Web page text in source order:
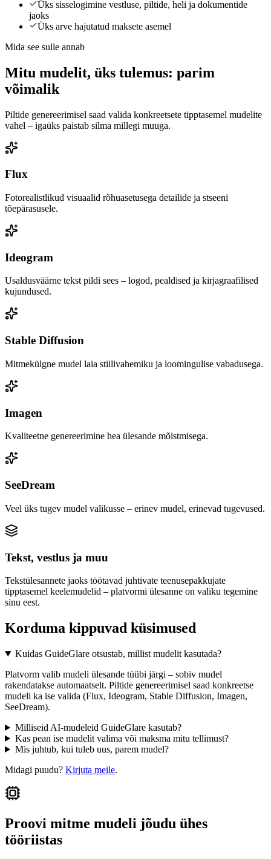
Üks sisselogimine vestluse, piltide, heli ja dokumentide
jaoks
Üks arve hajutatud maksete asemel
Mida see sulle annab
Mitu mudelit, üks tulemus: parim
võimalik
Piltide genereerimisel saad valida konkreetsete tipptasemel mudelite
vahel – igaüks paistab silma millegi muuga.
Flux
Fotorealistlikud visuaalid rõhuasetusega detailide ja stseeni
tõepärasusele.
Ideogram
Usaldusväärne tekst pildi sees – logod, pealdised ja kirjagraafilised
kujundused.
Stable Diffusion
Mitmekülgne mudel laia stiilivahemiku ja loomingulise vabadusega.
Imagen
Kvaliteetne genereerimine hea ülesande mõistmisega.
SeeDream
Veel üks tugev mudel valikusse – erinev mudel, erinevad tugevused.
Tekst, vestlus ja muu
Tekstülesannete jaoks töötavad juhtivate teenusepakkujate
tipptasemel keelemudelid – platvormi ülesanne on valiku tegemine
sinu eest.
Korduma kippuvad küsimused
Kuidas GuideGlare otsustab, millist mudelit kasutada?
Platvorm valib mudeli ülesande tüübi järgi – sobiv mudel
rakendatakse automaatselt. Piltide genereerimisel saad konkreetse
mudeli ka ise valida (Flux, Ideogram, Stable Diffusion, Imagen,
SeeDream).
Milliseid AI-mudeleid GuideGlare kasutab?
Kas pean ise mudelit valima või maksma mitu tellimust?
Mis juhtub, kui tuleb uus, parem mudel?
Midagi puudu? Kirjuta meile.
Proovi mitme mudeli jõudu ühes
tööriistas